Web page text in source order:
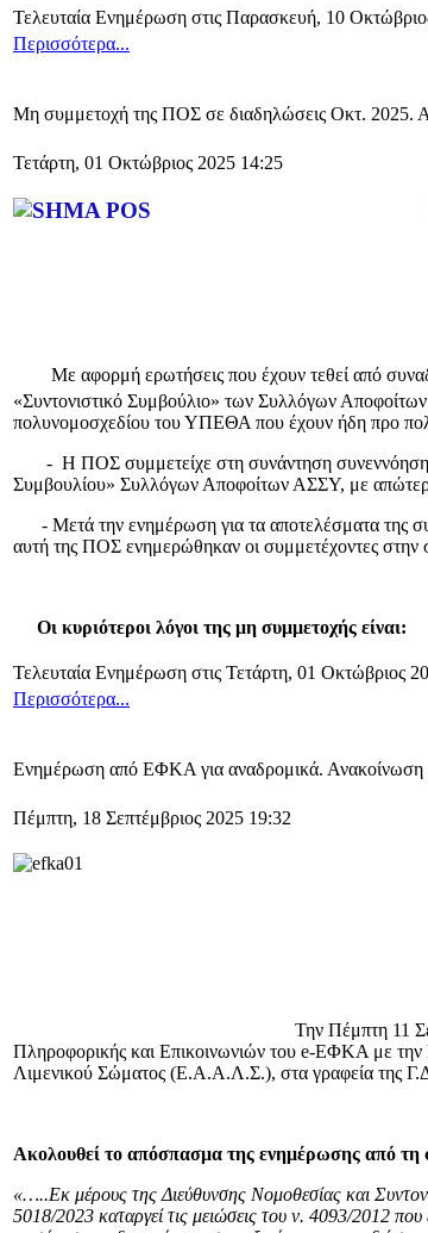
Τελευταία Ενημέρωση στις Παρασκευή, 10
Περισσότερα...
Μη συμμετοχή της ΠΟΣ σε διαδηλώσεις Οκτ. 2025.
Τετάρτη, 01 Οκτώβριος 2025 14:25
Με αφορμή ερωτήσεις που έχουν τεθεί από
«Συντονιστικό Συμβούλιο» των Συλλόγων
πολυνομοσχεδίου του ΥΠΕΘΑ που έχουν ήδη προ
- Η ΠΟΣ συμμετείχε στη συνάντηση συνεννόησης
Συμβουλίου» Συλλόγων Αποφοίτων ΑΣΣΥ, με απώτερο
- Μετά την ενημέρωση για τα αποτελέσματα της
αυτή της ΠΟΣ ενημερώθηκαν οι συμμετέχοντες στην
Οι κυριότεροι λόγοι της μη συμμετοχής είναι:
Τελευταία Ενημέρωση στις Τετάρτη, 01 Οκτώβριος
Περισσότερα...
Ενημέρωση από ΕΦΚΑ για αναδρομικά. Ανακοίνωση
Πέμπτη, 18 Σεπτέμβριος 2025 19:32
Την Πέμπτη 11
Πληροφορικής και Επικοινωνιών του e-ΕΦΚΑ με
Λιμενικού Σώματος (Ε.Α.Α.Λ.Σ.), στα γραφεία της
Ακολουθεί το απόσπασμα της ενημέρωσης από τη
«…..Εκ μέρους της Διεύθυνσης Νομοθεσίας και
5018/2023 καταργεί τις μειώσεις του ν. 4093/2012